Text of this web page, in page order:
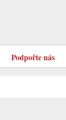
Podpořte nás